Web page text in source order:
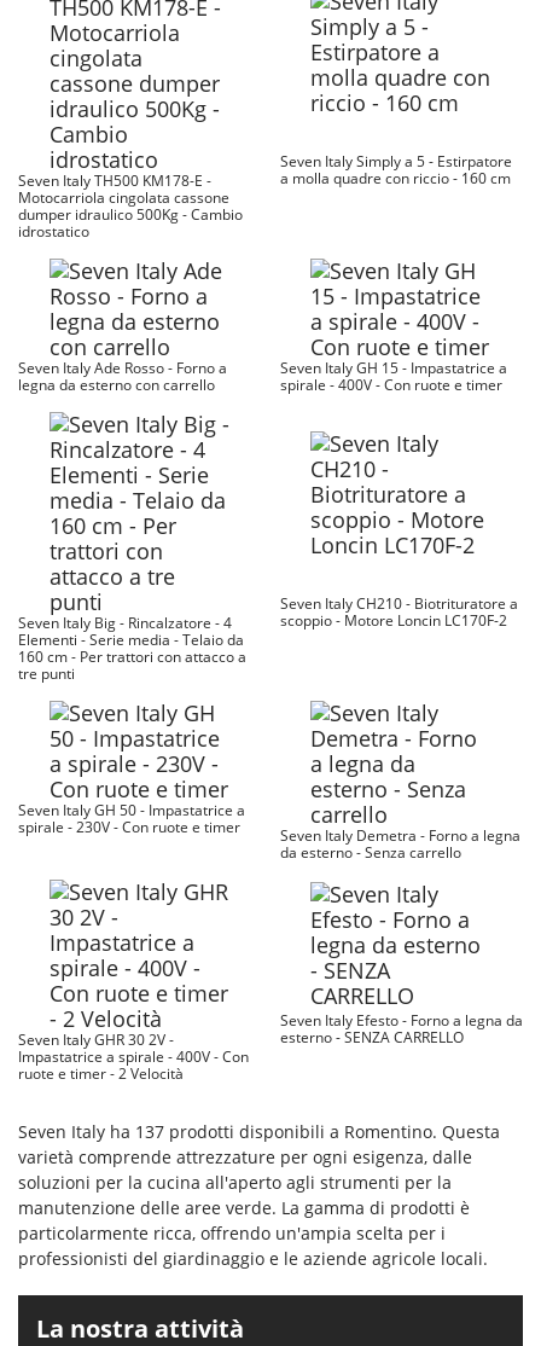
Seven Italy TH500 KM178-E -
Motocarriola cingolata cassone
dumper idraulico 500Kg - Cambio
idrostatico
Seven Italy Simply a 5 - Estirpatore
a molla quadre con riccio - 160 cm
Seven Italy Ade Rosso - Forno a
legna da esterno con carrello
Seven Italy GH 15 - Impastatrice a
spirale - 400V - Con ruote e timer
Seven Italy Big - Rincalzatore - 4
Elementi - Serie media - Telaio da
160 cm - Per trattori con attacco a
tre punti
Seven Italy CH210 - Biotrituratore a
scoppio - Motore Loncin LC170F-2
Seven Italy GH 50 - Impastatrice a
spirale - 230V - Con ruote e timer
Seven Italy Demetra - Forno a legna
da esterno - Senza carrello
Seven Italy GHR 30 2V -
Impastatrice a spirale - 400V - Con
ruote e timer - 2 Velocità
Seven Italy Efesto - Forno a legna da
esterno - SENZA CARRELLO
Seven Italy ha 137 prodotti disponibili a Romentino. Questa
varietà comprende attrezzature per ogni esigenza, dalle
soluzioni per la cucina all'aperto agli strumenti per la
manutenzione delle aree verde. La gamma di prodotti è
particolarmente ricca, offrendo un'ampia scelta per i
professionisti del giardinaggio e le aziende agricole locali.
La nostra attività